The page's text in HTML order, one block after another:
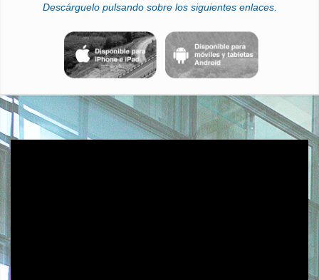
Descárguelo pulsando sobre los siguientes enlaces.